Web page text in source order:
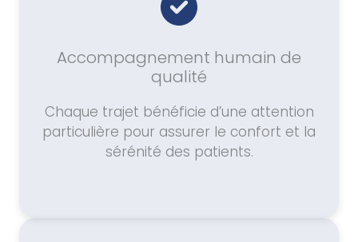
Accompagnement humain de
qualité
Chaque trajet bénéficie d’une attention
particulière pour assurer le confort et la
sérénité des patients.